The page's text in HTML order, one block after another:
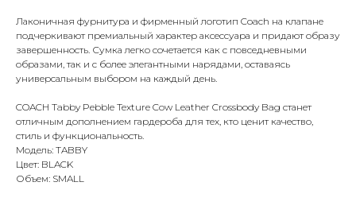
Лаконичная фурнитура и фирменный логотип Coach на клапане
подчеркивают премиальный характер аксессуара и придают образу
завершенность. Сумка легко сочетается как с повседневными
образами, так и с более элегантными нарядами, оставаясь
универсальным выбором на каждый день.
COACH Tabby Pebble Texture Cow Leather Crossbody Bag станет
отличным дополнением гардероба для тех, кто ценит качество,
стиль и функциональность.
Модель: TABBY
Цвет: BLACK
Объем: SMALL